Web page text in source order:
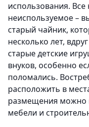
использования.
неиспользуемое –
старый чайник,
несколько лет,
старые детские
внуков, особенно
поломались.
расположить в
размещения можно
мебели и